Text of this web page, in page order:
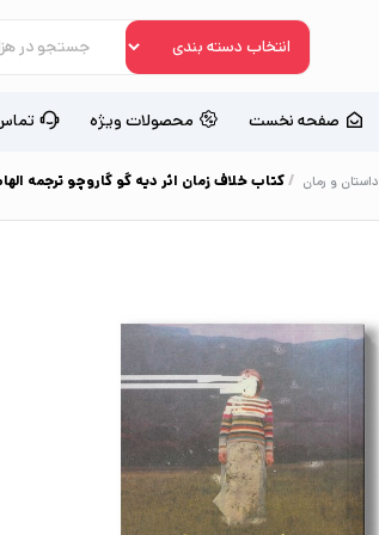
صفحه نخست محصولات ویژه
داستان و رمان /کتاب خلاف زمان اثر دیه گو گاروچو ترجمه